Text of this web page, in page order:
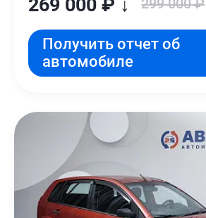
269 000 ₽ ↓ 299 000 ₽
Получить отчет об
автомобиле